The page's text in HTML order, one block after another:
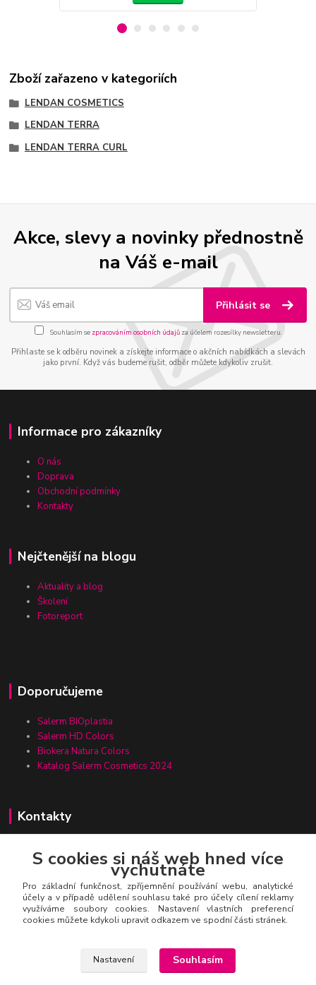
Zboží zařazeno v kategoriích
LENDAN COSMETICS
LENDAN TERRA
LENDAN TERRA CURL
Akce, slevy a novinky přednostně
na Váš e-mail
Přihlásit se
Souhlasím se zpracováním osobních údajůza účelem rozesílky newsletteru.
Přihlaste se k odběru novinek a získejte informace o akčních nabídkách a slevách
jako první. Když vás budeme rušit, odběr můžete kdykoliv zrušit.
Informace pro zákazníky
O nás
Doprava
Obchodní podmínky
Kontakty
Nejčtenější na blogu
Aktuality a blog
Školení
Fotoreport
Doporučujeme
Salerm BIOplastia
Salerm HD Colors
Biokera Natura Colors
Katalog Salerm Cosmetics 2024
Kontakty
Zákaznická linka Salerm.cz
+420 777 271 199
salerm@salerm.cz
S cookies si náš web hned více
vychutnáte
Pro základní funkčnost, zpříjemnění používání webu, analytické
účely a v případě udělení souhlasu také pro účely cílení reklamy
využíváme soubory cookies. Nastavení vlastních preferencí
cookies můžete kdykoli upravit odkazem ve spodní části stránek.
Nastavení Souhlasím